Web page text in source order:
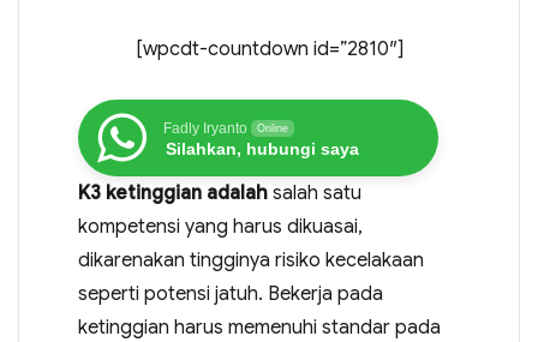
[wpcdt-countdown id=”2810″]
Fadly Iryanto Online
Silahkan, hubungi saya
K3 ketinggian adalahsalah satu
kompetensi yang harus dikuasai,
dikarenakan tingginya risiko kecelakaan
seperti potensi jatuh. Bekerja pada
ketinggian harus memenuhi standar pada